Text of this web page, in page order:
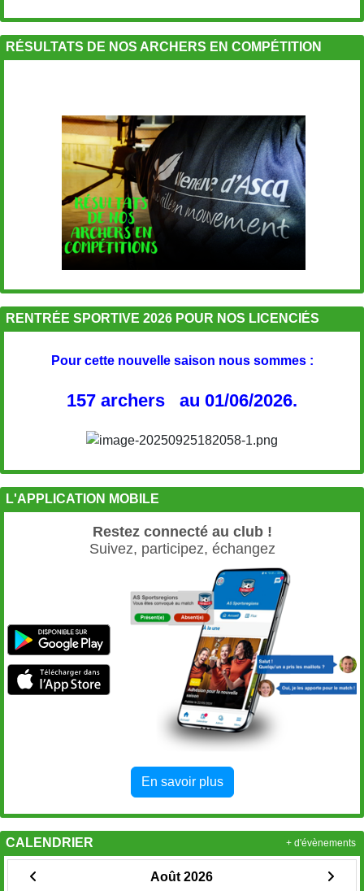
RÉSULTATS DE NOS ARCHERS EN COMPÉTITION
RENTRÉE SPORTIVE 2026 POUR NOS LICENCIÉS
Pour cette nouvelle saison nous sommes :
157 archers au 01/06/2026.
L'APPLICATION MOBILE
Restez connecté au club !
Suivez, participez, échangez
En savoir plus
CALENDRIER
Août 2026
+ d'évènements